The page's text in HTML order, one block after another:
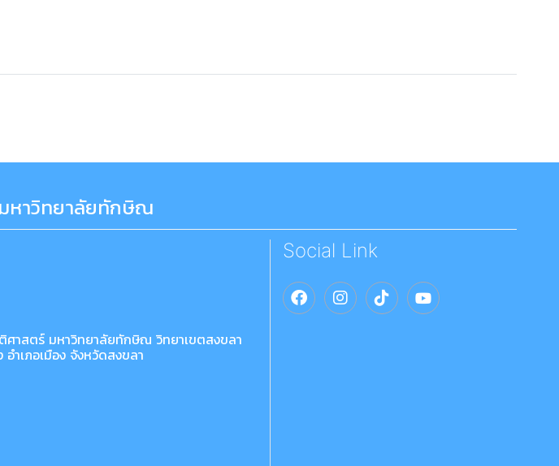
หาวิทยาลัยทักษิณ
ศาสตร์ มหาวิทยาลัยทักษิณ วิทยาเขตสงขลา
ำเภอเมือง จังหวัดสงขลา
Social Link